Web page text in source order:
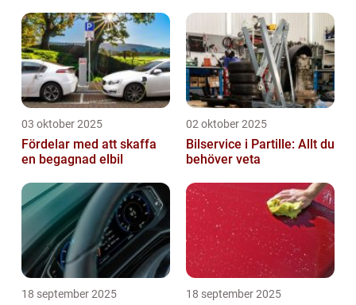
03 oktober 2025
Fördelar med att skaffa
en begagnad elbil
02 oktober 2025
Bilservice i Partille: Allt du
behöver veta
18 september 2025 18 september 2025